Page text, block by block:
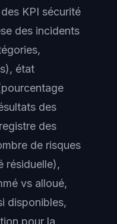
KPI sécurité
des incidents
état
des
des
de risques
résiduelle),
vs alloué,
disponibles,
pour la